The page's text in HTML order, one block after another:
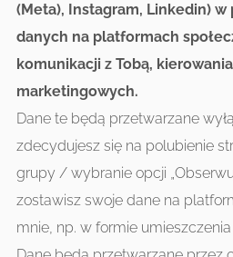
(Meta), Instagram, Linkedin) w
danych na platformach
komunikacji z Tobą,
marketingowych.
Dane te będą przetwarzane
zdecydujesz się na polubienie
grupy / wybranie opcji
zostawisz swoje dane na
mnie, np. w formie